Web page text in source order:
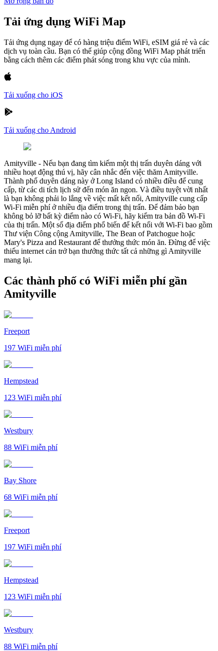
Tải ứng dụng WiFi Map
Tải ứng dụng ngay để có hàng triệu điểm WiFi, eSIM giá rẻ và các
dịch vụ toàn cầu. Bạn có thể giúp cộng đồng WiFi Map phát triển
bằng cách thêm các điểm phát sóng trong khu vực của mình.
Tải xuống cho iOS
Tải xuống cho Android
Amityville - Nếu bạn đang tìm kiếm một thị trấn duyên dáng với
nhiều hoạt động thú vị, hãy cân nhắc đến việc thăm Amityville.
Thành phố duyên dáng này ở Long Island có nhiều điều để cung
cấp, từ các di tích lịch sử đến món ăn ngon. Và điều tuyệt vời nhất
là bạn không phải lo lắng về việc mất kết nối, Amityville cung cấp
Wi-Fi miễn phí ở nhiều địa điểm trong thị trấn. Để đảm bảo bạn
không bỏ lỡ bất kỳ điểm nào có Wi-Fi, hãy kiểm tra bản đồ Wi-Fi
của thị trấn. Một số địa điểm phổ biến để kết nối với Wi-Fi bao gồm
Thư viện Công cộng Amityville, The Bean of Patchogue hoặc
Mary's Pizza and Restaurant để thưởng thức món ăn. Đừng để việc
thiếu internet cản trở bạn thưởng thức tất cả những gì Amityville
mang lại.
Các thành phố có WiFi miễn phí gần
Amityville
Freeport
197 WiFi miễn phí
Hempstead
123 WiFi miễn phí
Westbury
88 WiFi miễn phí
Bay Shore
68 WiFi miễn phí
Freeport
197 WiFi miễn phí
Hempstead
123 WiFi miễn phí
Westbury
88 WiFi miễn phí